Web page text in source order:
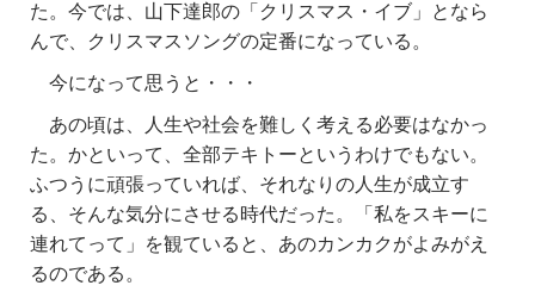
た。今では、山下達郎の「クリスマス・イブ」となら
んで、クリスマスソングの定番になっている。
今になって思うと・・・
あの頃は、人生や社会を難しく考える必要はなかっ
た。かといって、全部テキトーというわけでもない。
ふつうに頑張っていれば、それなりの人生が成立す
る、そんな気分にさせる時代だった。「私をスキーに
連れてって」を観ていると、あのカンカクがよみがえ
るのである。